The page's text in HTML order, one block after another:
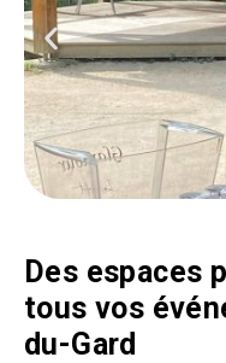
Des espaces
tous vos
du-Gard